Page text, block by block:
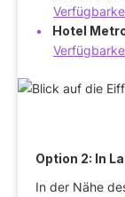
Hotel
Option 2: In
In der Nähe